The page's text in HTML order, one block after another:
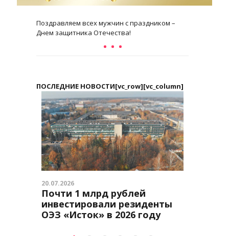
Поздравляем всех мужчин с праздником –
Днем защитника Отечества!
ПОСЛЕДНИЕ НОВОСТИ[vc_row][vc_column]
20.07.2026
Почти 1 млрд рублей
инвестировали резиденты
ОЭЗ «Исток» в 2026 году